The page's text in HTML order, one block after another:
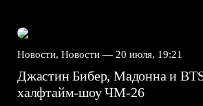
Новости, Новости — 20 июля, 19:21
Джастин Бибер, Мадонна и
халфтайм-шоу ЧМ-26